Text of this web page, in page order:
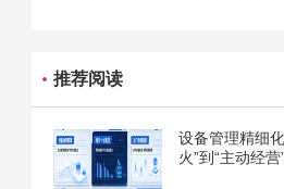
推荐阅读
设备管理精细
火”到“主动经营